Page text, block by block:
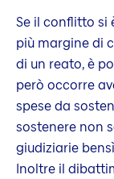
Se il conflitto si
più margine di
di un reato, è
però occorre
spese da
sostenere non
giudiziarie
Inoltre il